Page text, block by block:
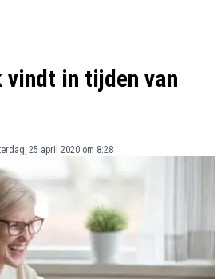
vindt in tijden van
25 april 2020 om 8:28